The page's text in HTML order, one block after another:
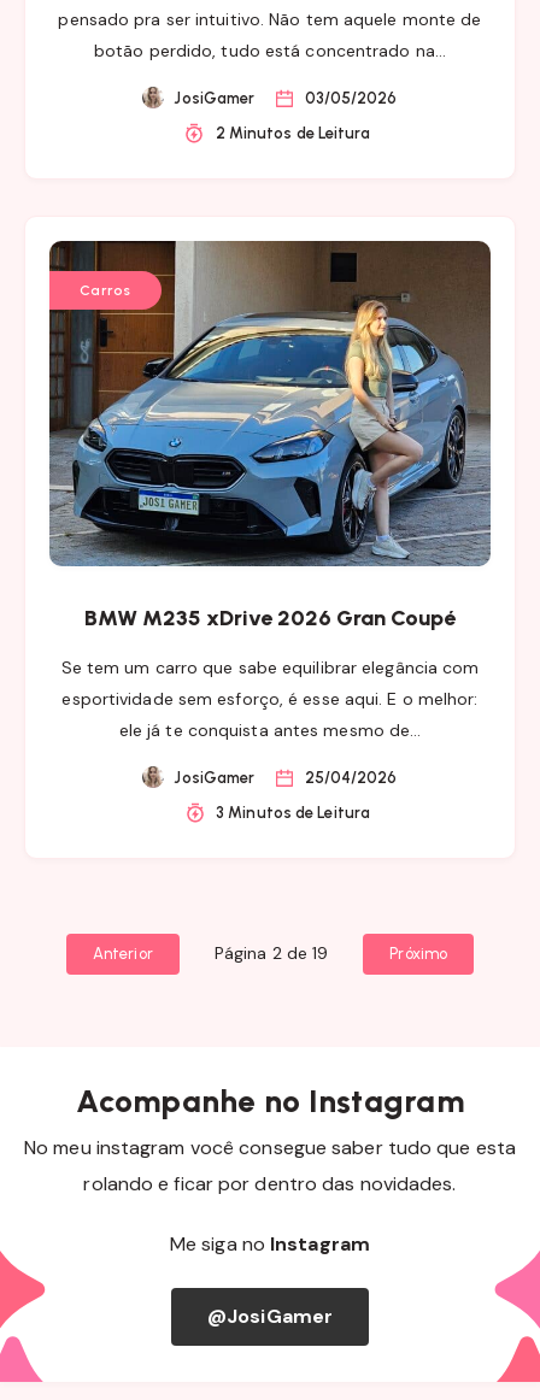
pensado pra ser intuitivo. Não tem aquele monte de
botão perdido, tudo está concentrado na…
JosiGamer
03/05/2026
2 Minutos de Leitura
Carros
BMW M235 xDrive 2026 Gran Coupé
Se tem um carro que sabe equilibrar elegância com
esportividade sem esforço, é esse aqui. E o melhor:
ele já te conquista antes mesmo de…
JosiGamer
25/04/2026
3 Minutos de Leitura
Anterior Página 2 de 19 Próximo
Acompanhe no Instagram
No meu instagram você consegue saber tudo que esta
rolando e ficar por dentro das novidades.
Me siga no Instagram
@JosiGamer